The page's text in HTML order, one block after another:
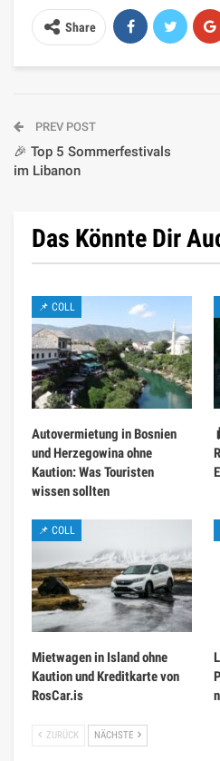
Share
PREV POST
🎉 Top 5 Sommerfestivals
im Libanon
Das Könnte Dir
📌 COLL
Autovermietung in Bosnien
und Herzegowina ohne
Kaution: Was Touristen
wissen sollten
📌 COLL
Mietwagen in Island ohne
Kaution und Kreditkarte von
RosCar.is
ZURÜCK NÄCHSTE